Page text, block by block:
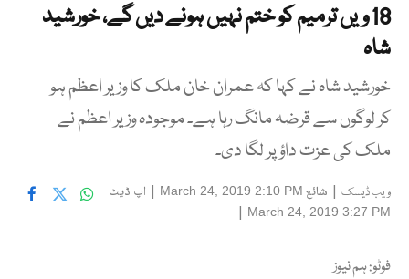
18 ویں ترمیم کو ختم نہیں ہونے دیں گے، خورشید
شاہ
خورشید شاہ نے کہا کہ عمران خان ملک کا وزیر اعظم ہو
کر لوگوں سے قرضہ مانگ رہا ہے۔ موجودہ وزیر اعظم نے
ملک کی عزت داؤ پر لگا دی۔
ویب ڈیسک | شائع March 24, 2019 2:10 PM
| اپ ڈیٹ
March 24, 2019 3:27 PM
|
فوٹو: ہم نیوز